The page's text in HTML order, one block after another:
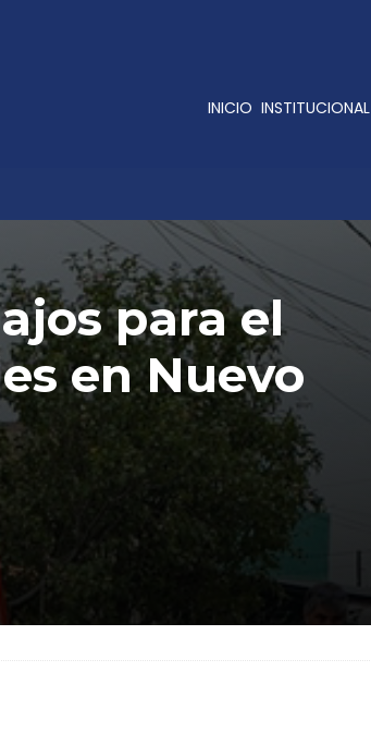
INICIO INSTITUCIONAL
para el
en Nuevo